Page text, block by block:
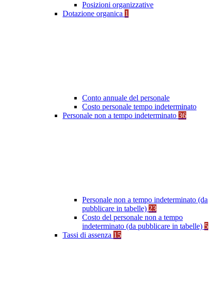
Posizioni organizzative
Dotazione organica 1
Conto annuale del personale
Costo personale tempo indeterminato
Personale non a tempo indeterminato 36
Personale non a tempo indeterminato (da
pubblicare in tabelle) 23
Costo del personale non a tempo
indeterminato (da pubblicare in tabelle) 5
Tassi di assenza 15